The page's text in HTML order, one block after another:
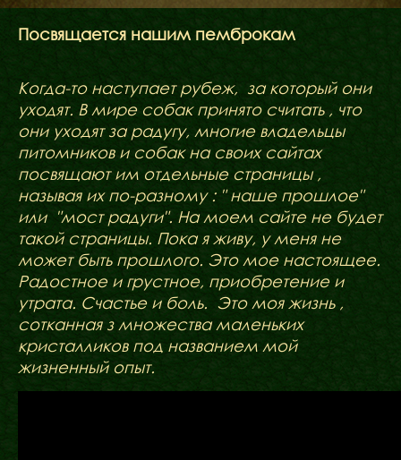
Посвящается нашим пемброкам
Когда-то наступает рубеж, за который они
уходят. В мире собак принято считать , что
они уходят за радугу, многие владельцы
питомников и собак на своих сайтах
посвящают им отдельные страницы ,
называя их по-разному : " наше прошлое"
или "мост радуги". На моем сайте не будет
такой страницы. Пока я живу, у меня не
может быть прошлого. Это мое настоящее.
Радостное и грустное, приобретение и
утрата. Счастье и боль. Это моя жизнь ,
сотканная з множества маленьких
кристалликов под названием мой
жизненный опыт.
ФАКТИ
БЛОГ